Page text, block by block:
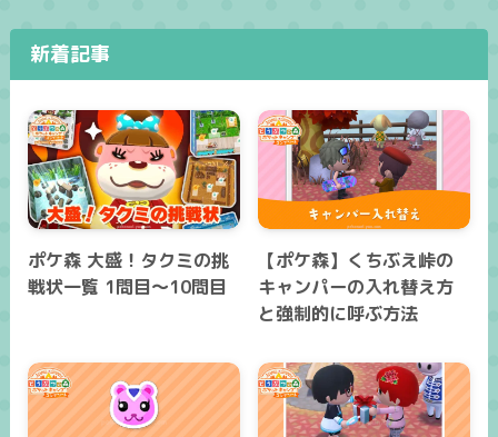
新着記事
ポケ森 大盛！タクミの挑
戦状一覧 1問目～10問目
【ポケ森】くちぶえ峠の
キャンパーの入れ替え方
と強制的に呼ぶ方法